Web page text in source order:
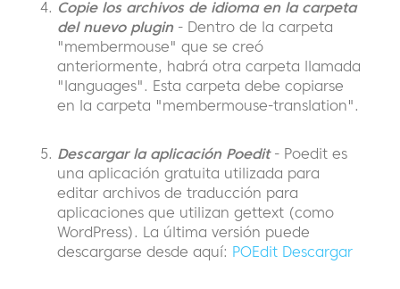
Copie los archivos de idioma en la carpeta
del nuevo plugin - Dentro de la carpeta
"membermouse" que se creó
anteriormente, habrá otra carpeta llamada
"languages". Esta carpeta debe copiarse
en la carpeta "membermouse-translation".
Descargar la aplicación Poedit- Poedit es
una aplicación gratuita utilizada para
editar archivos de traducción para
aplicaciones que utilizan gettext (como
WordPress). La última versión puede
descargarse desde aquí: POEdit Descargar